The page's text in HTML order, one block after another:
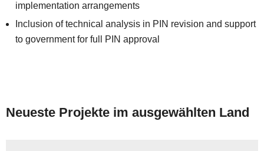
implementation arrangements
Inclusion of technical analysis in PIN revision and support
to government for full PIN approval
Neueste Projekte im ausgewählten Land